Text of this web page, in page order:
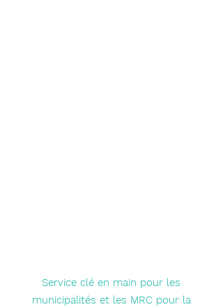
Service clé en main pour les
municipalités et les MRC pour la